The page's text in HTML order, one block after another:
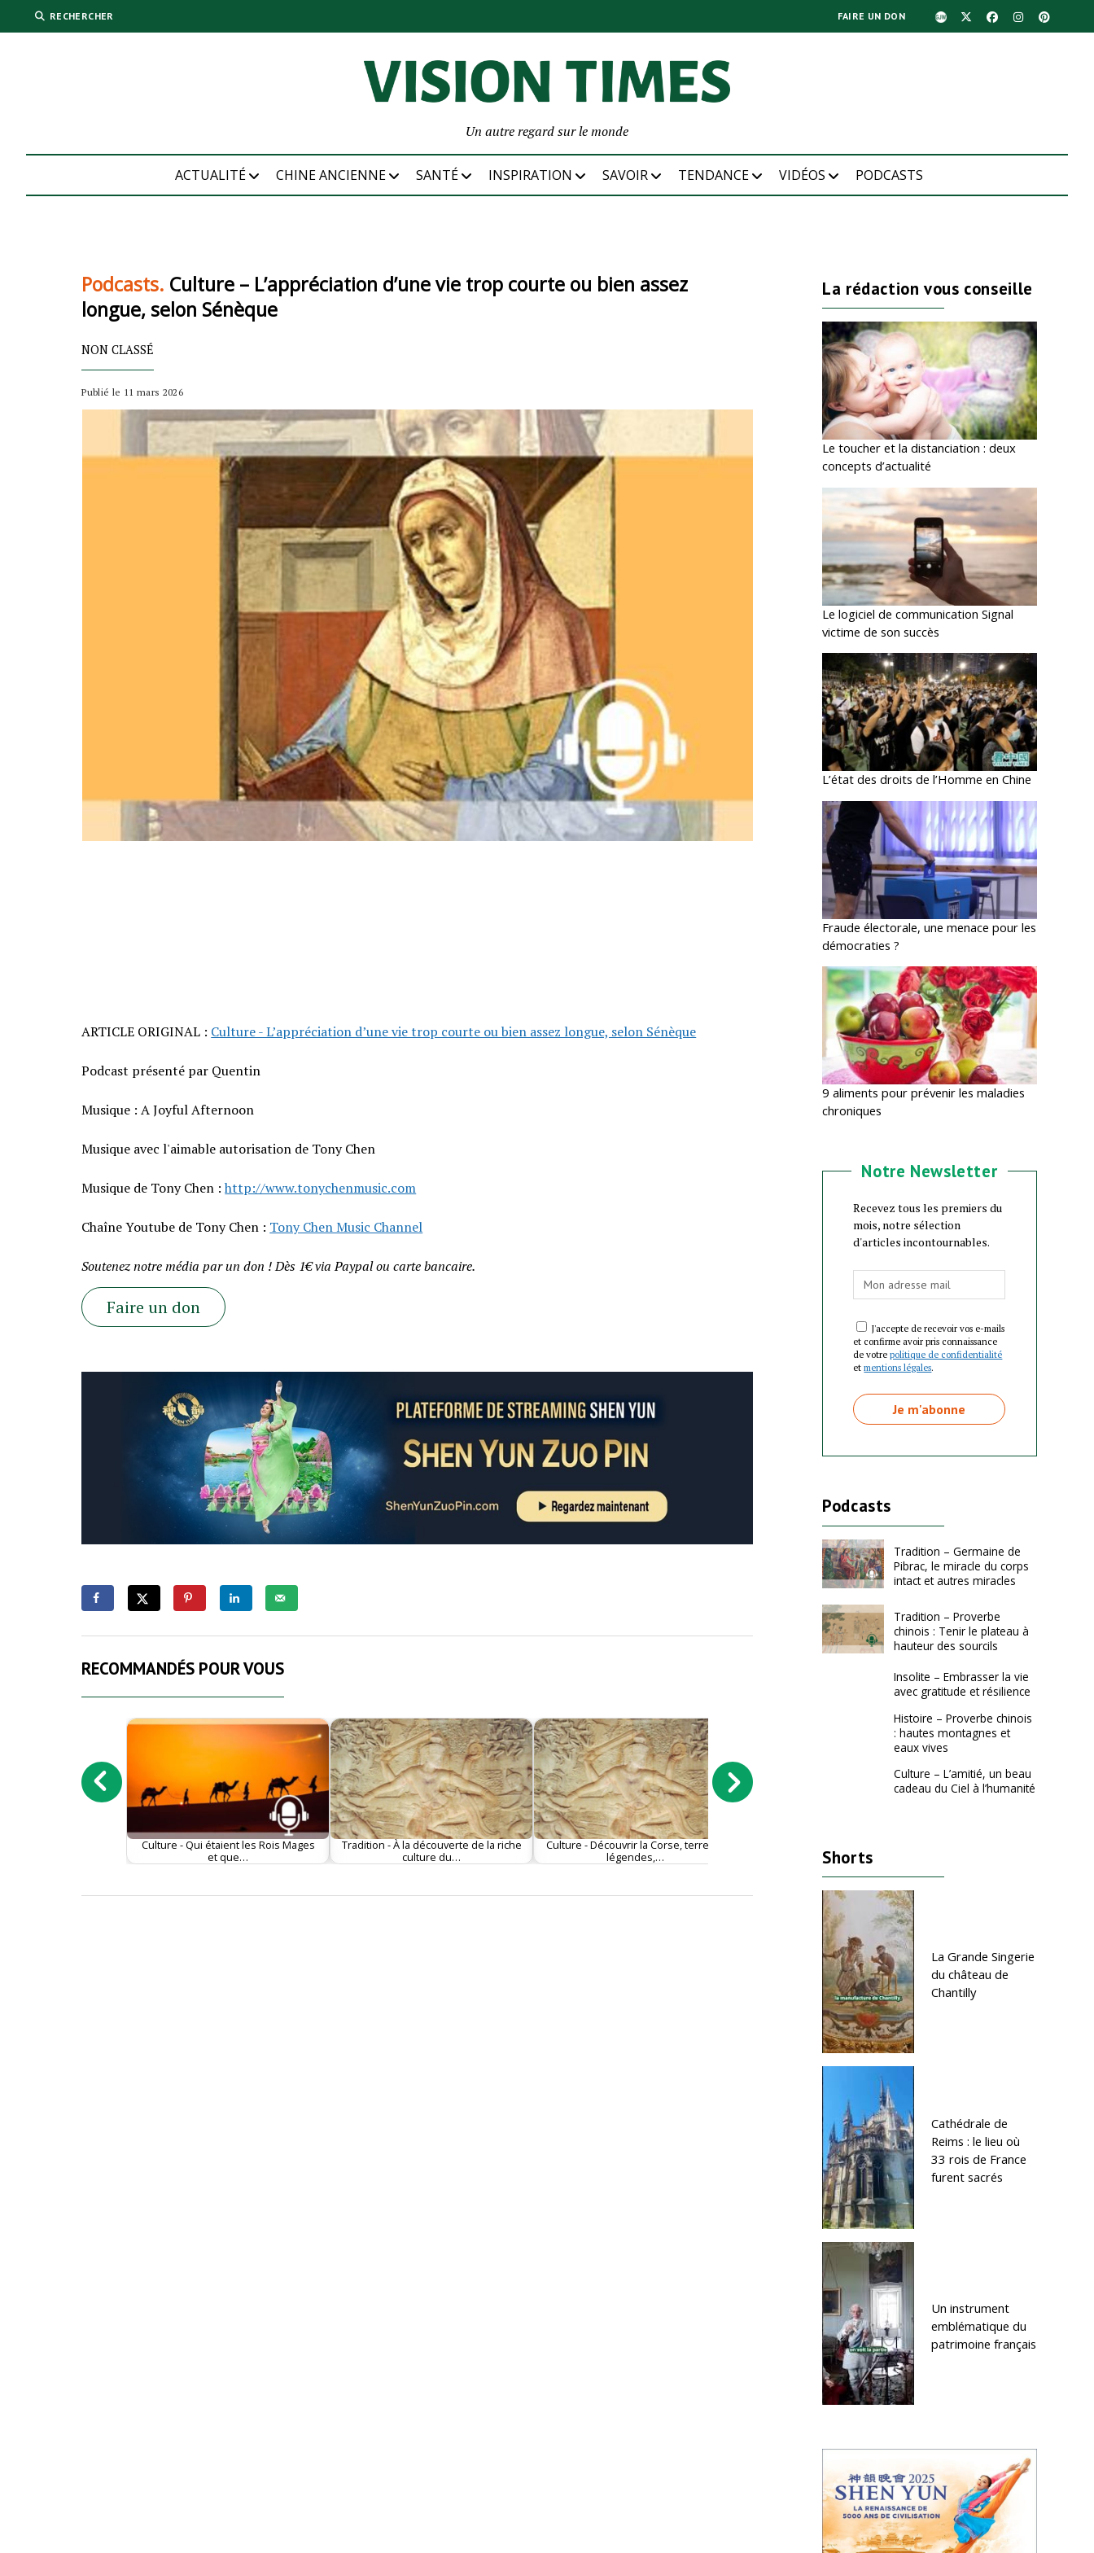
RECHERCHER FAIRE UN DON
Un autre regard sur le monde
ACTUALITÉ CHINE ANCIENNE SANTÉ INSPIRATION SAVOIR TENDANCE VIDÉOS PODCASTS
Podcasts. Culture – L’appréciation d’une vie trop courte ou bien assez
longue, selon Sénèque
NON CLASSÉ
Publié le 11 mars 2026
ARTICLE ORIGINAL : Culture - L’appréciation d’une vie trop courte ou bien assez longue, selon Sénèque
Podcast présenté par Quentin
Musique : A Joyful Afternoon
Musique avec l'aimable autorisation de Tony Chen
Musique de Tony Chen :http://www.tonychenmusic.com
Chaîne Youtube de Tony Chen : Tony Chen Music Channel
Soutenez notre média par un don ! Dès 1€ via Paypal ou carte bancaire.
Faire un don
RECOMMANDÉS POUR VOUS
Culture - Qui étaient les Rois Mages
et que…
Tradition - À la découverte de la riche
culture du…
Culture - Découvrir la Corse, terre de
légendes,…
donné à la vie : une…
La rédaction vous conseille
Le toucher et la distanciation : deux
concepts d’actualité
Le logiciel de communication Signal
victime de son succès
L’état des droits de l’Homme en Chine
Fraude électorale, une menace pour les
démocraties ?
9 aliments pour prévenir les maladies
chroniques
Notre Newsletter
Recevez tous les premiers du
mois, notre sélection
d'articles incontournables.
J'accepte de recevoir vos e-mails
et confirme avoir pris connaissance
de votrepolitique de confidentialité
etmentions légales.
Podcasts
Tradition – Germaine de
Pibrac, le miracle du corps
intact et autres miracles
Tradition – Proverbe
chinois : Tenir le plateau à
hauteur des sourcils
Insolite – Embrasser la vie
avec gratitude et résilience
Histoire – Proverbe chinois
: hautes montagnes et
eaux vives
Culture – L’amitié, un beau
cadeau du Ciel à l’humanité
Shorts
La Grande Singerie
du château de
Chantilly
Cathédrale de
Reims : le lieu où
33 rois de France
furent sacrés
Un instrument
emblématique du
patrimoine français